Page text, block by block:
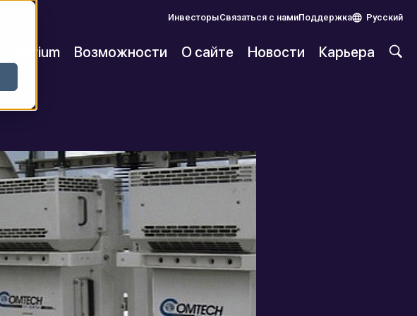
ИнвесторыСвязаться с намиПоддержка Русский
Allerium Возможности О сайте Новости Карьера